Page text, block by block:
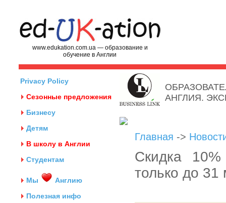
www.edukation.com.ua — образование и
обучение в Англии
Privacy Policy
Сезонные предложения
Бизнесу
Детям
В школу в Англии
Студентам
Мы
Англию
Полезная инфо
АНГЛИЯ.
Главная ->
Скидка
только до 31